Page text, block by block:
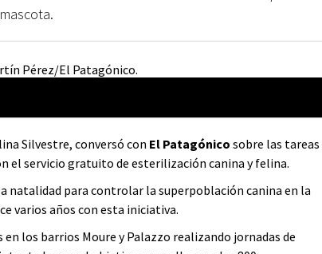
Silvestre, conversó con El Patagónico sobre las tareas
el servicio gratuito de esterilización canina y felina.
natalidad para controlar la superpoblación canina en la
varios años con esta iniciativa.
los barrios Moure y Palazzo realizando jornadas de